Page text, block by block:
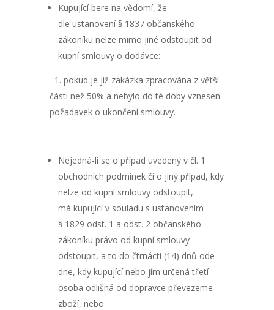
Kupující bere na vědomí, že
dle ustanovení § 1837 občanského
zákoníku nelze mimo jiné odstoupit od
kupní smlouvy o dodávce:
1. pokud je již zakázka zpracována z větší
části než 50% a nebylo do té doby vznesen
požadavek o ukončení smlouvy.
Nejedná-li se o případ uvedený v čl. 1
obchodních podmínek či o jiný případ, kdy
nelze od kupní smlouvy odstoupit,
má kupující v souladu s ustanovením
§ 1829 odst. 1 a odst. 2 občanského
zákoníku právo od kupní smlouvy
odstoupit, a to do čtrnácti (14) dnů ode
dne, kdy kupující nebo jím určená třetí
osoba odlišná od dopravce převezeme
zboží, nebo: